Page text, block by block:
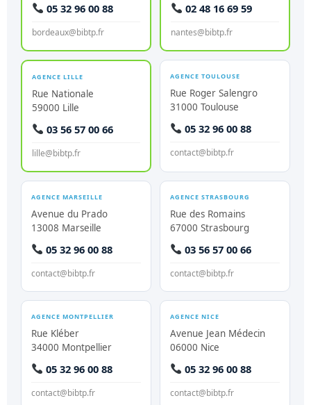
33000 Bordeaux
05 32 96 00 88
bordeaux@bibtp.fr
44000 Nantes
02 48 16 69 59
AGENCE LILLE
59000 Lille
03 56 57 00 66
AGENCE TOULOUSE
31000 Toulouse
05 32 96 00 88
AGENCE MARSEILLE
13008 Marseille
05 32 96 00 88
contact@bibtp.fr
AGENCE STRASBOURG
67000 Strasbourg
03 56 57 00 66
contact@bibtp.fr
AGENCE MONTPELLIER
34000 Montpellier
05 32 96 00 88
AGENCE NICE
06000 Nice
05 32 96 00 88